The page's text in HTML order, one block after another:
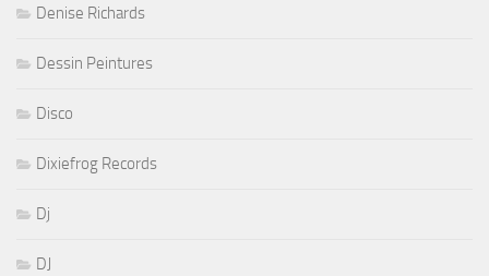
Denise Richards
Dessin Peintures
Disco
Dixiefrog Records
Dj
DJ